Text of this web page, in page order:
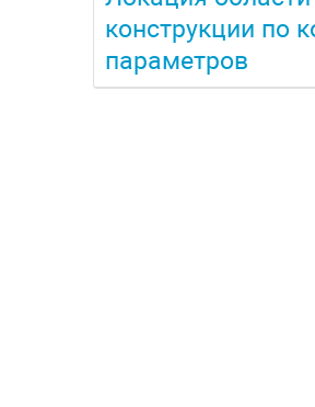
конструкции по
параметров